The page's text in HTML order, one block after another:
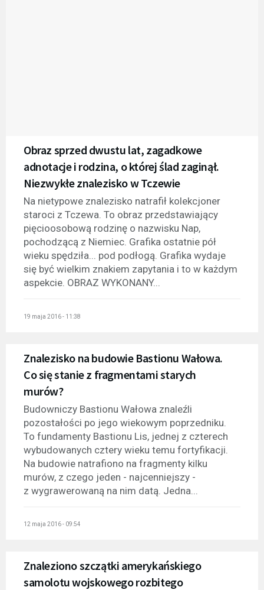
Obraz sprzed dwustu lat, zagadkowe
adnotacje i rodzina, o której ślad zaginął.
Niezwykłe znalezisko w Tczewie
Na nietypowe znalezisko natrafił kolekcjoner
staroci z Tczewa. To obraz przedstawiający
pięcioosobową rodzinę o nazwisku Nap,
pochodzącą z Niemiec. Grafika ostatnie pół
wieku spędziła... pod podłogą. Grafika wydaje
się być wielkim znakiem zapytania i to w każdym
aspekcie. OBRAZ WYKONANY...
19 maja 2016 - 11:38
Znalezisko na budowie Bastionu Wałowa.
Co się stanie z fragmentami starych
murów?
Budowniczy Bastionu Wałowa znaleźli
pozostałości po jego wiekowym poprzedniku.
To fundamenty Bastionu Lis, jednej z czterech
wybudowanych cztery wieku temu fortyfikacji.
Na budowie natrafiono na fragmenty kilku
murów, z czego jeden - najcenniejszy -
z wygrawerowaną na nim datą. Jedna...
12 maja 2016 - 09:54
Znaleziono szczątki amerykańskiego
samolotu wojskowego rozbitego